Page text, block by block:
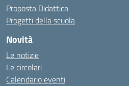
Proposta Didattica
Progetti della scuola
Novità
Le notizie
Le circolari
Calendario eventi